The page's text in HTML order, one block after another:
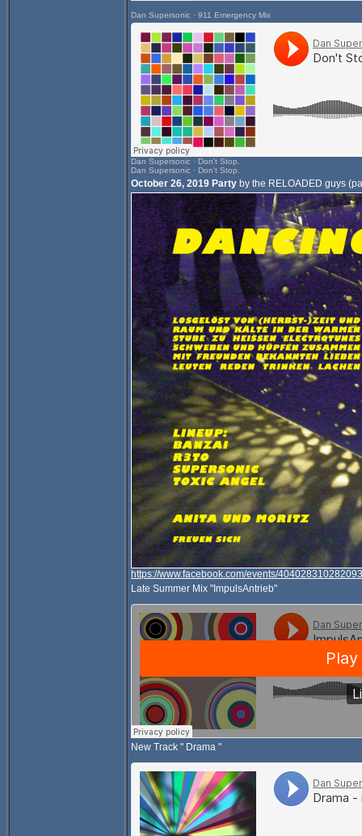
Dan Supersonic · 911 Emergency Mix
Dan Supersonic · Don't Stop.
Dan Supersonic · Don't Stop.
October 26, 2019 Party by the RELOADED guys
https://www.facebook.com/events/
Late Summer Mix "ImpulsAntrieb"
New Track " Drama "